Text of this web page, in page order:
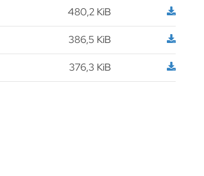
480,2 KiB
386,5 KiB
376,3 KiB